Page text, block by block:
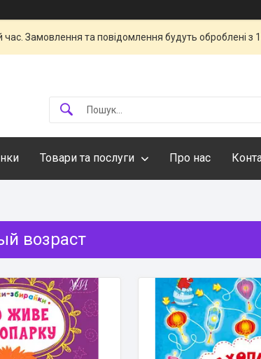
час. Замовлення та повідомлення будуть оброблені
Товари та послуги Про нас
возраст